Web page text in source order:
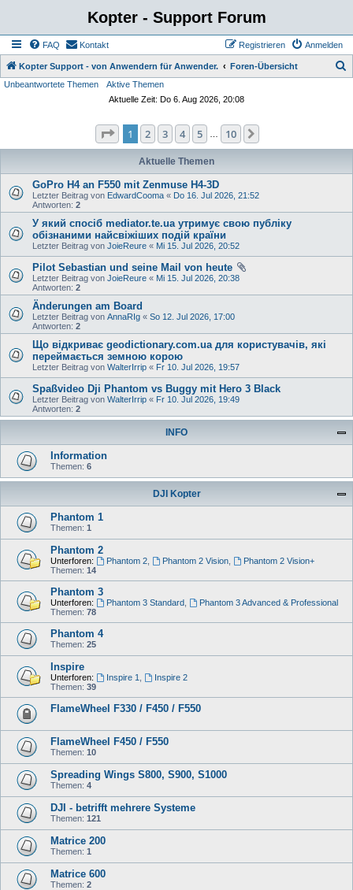
Kopter - Support Forum
FAQ Kontakt Anmelden
Registrieren
Kopter Support - von Anwendern für Anwender. Foren-Übersicht
Unbeantwortete Themen
Aktive Themen
Aktuelle Zeit: Do 6. Aug 2026, 20:08
Seite 1von 10
1 2 3 4 5 10
Aktuelle Themen
GoPro H4 an F550 mit Zenmuse H4-3D
Letzter Beitrag von EdwardCooma « Do 16. Jul 2026, 21:52
Antworten: 2
У який спосіб mediator.te.ua утримує свою публіку
обізнаними найсвіжіших подій країни
Letzter Beitrag von JoieReure « Mi 15. Jul 2026, 20:52
Pilot Sebastian und seine Mail von heute
Letzter Beitrag von JoieReure « Mi 15. Jul 2026, 20:38
Antworten: 2
Änderungen am Board
Letzter Beitrag von AnnaRIg « So 12. Jul 2026, 17:00
Antworten: 2
Що відкриває geodictionary.com.ua для користувачів, які
переймається земною корою
Letzter Beitrag von WalterIrrip « Fr 10. Jul 2026, 19:57
Spaßvideo Dji Phantom vs Buggy mit Hero 3 Black
Letzter Beitrag von WalterIrrip « Fr 10. Jul 2026, 19:49
Antworten: 2
INFO
Information
Themen: 6
DJI Kopter
Phantom 1
Themen: 1
Phantom 2
Unterforen: Phantom 2, Phantom 2 Vision,
Phantom 2 Vision+
Themen: 14
Phantom 3
Unterforen: Phantom 3 Standard,
Phantom 3 Advanced & Professional
Themen: 78
Phantom 4
Themen: 25
Inspire
Unterforen: Inspire 1
Inspire 2
Themen: 39
FlameWheel F330 / F450 / F550
FlameWheel F450 / F550
Themen: 10
Spreading Wings S800, S900, S1000
Themen: 4
DJI - betrifft mehrere Systeme
Themen: 121
Matrice 200
Themen: 1
Matrice 600
Themen: 2